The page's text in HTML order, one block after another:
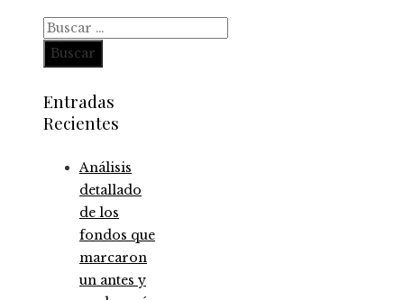
Buscar:
Entradas
Recientes
Análisis
detallado
de los
fondos que
marcaron
un antes y